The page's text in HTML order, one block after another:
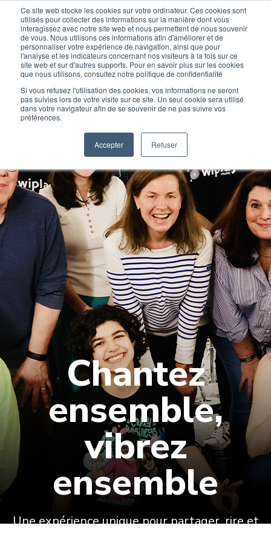
Ce site web stocke les cookies sur votre ordinateur. Ces cookies sont
utilisés pour collecter des informations sur la manière dont vous
interagissez avec notre site web et nous permettent de nous souvenir
de vous. Nous utilisons ces informations afin d'améliorer et de
personnaliser votre expérience de navigation, ainsi que pour
l'analyse et les indicateurs concernant nos visiteurs à la fois sur ce
site web et sur d'autres supports. Pour en savoir plus sur les cookies
que nous utilisons, consultez notre politique de confidentialité
Si vous refusez l'utilisation des cookies, vos informations ne seront
pas suivies lors de votre visite sur ce site. Un seul cookie sera utilisé
dans votre navigateur afin de se souvenir de ne pas suivre vos
préférences.
Accepter Refuser
Devenir élève Devenir Prof
Chantez
ensemble,
vibrez
ensemble
Une expérience unique pour partager, rire et